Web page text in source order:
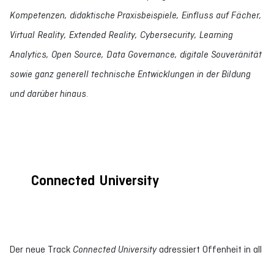
Kompetenzen, didaktische Praxisbeispiele, Einfluss auf Fächer,
Virtual Reality, Extended Reality, Cybersecurity, Learning
Analytics, Open Source, Data Governance, digitale Souveränität
sowie ganz generell technische Entwicklungen in der Bildung
und darüber hinaus.
Connected University
Der neue Track Connected Universityadressiert Offenheit in all